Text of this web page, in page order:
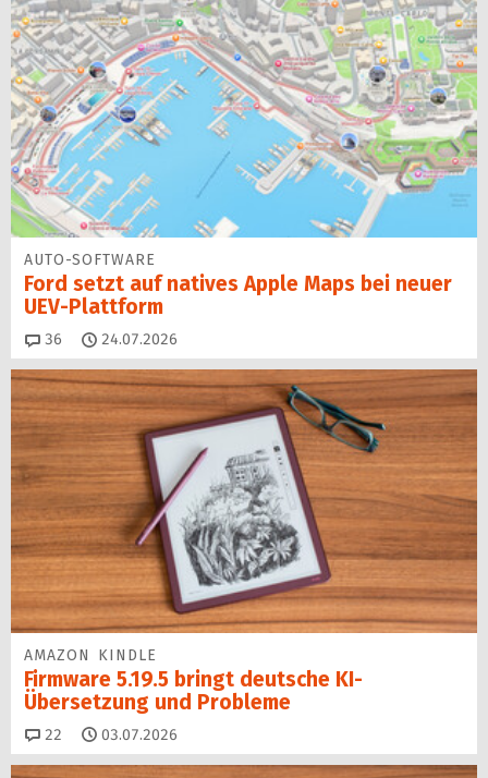
AUTO-SOFTWARE
Ford setzt auf natives Apple Maps bei neuer
UEV-Plattform
36 Kommentare
24.07.2026
AMAZON KINDLE
Firmware 5.19.5 bringt deutsche KI-
Übersetzung und Probleme
22 Kommentare
03.07.2026